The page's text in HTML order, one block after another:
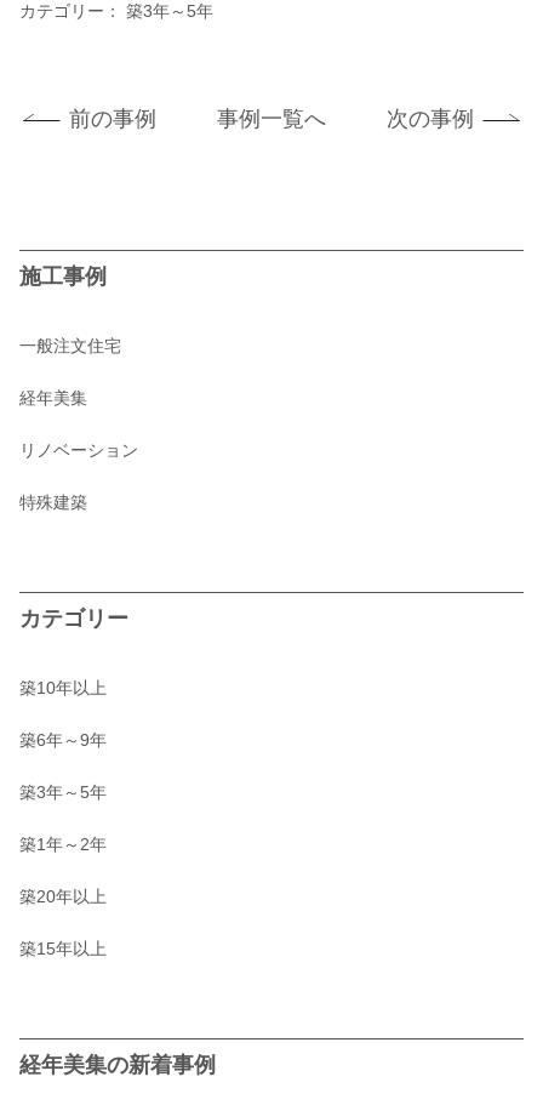
カテゴリー： 築3年～5年
前の事例 事例一覧へ 次の事例
施工事例
一般注文住宅
経年美集
リノベーション
特殊建築
カテゴリー
築10年以上
築6年～9年
築3年～5年
築1年～2年
築20年以上
築15年以上
経年美集の新着事例